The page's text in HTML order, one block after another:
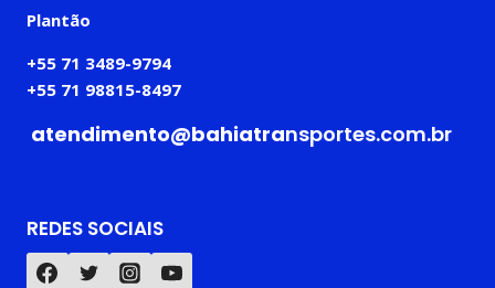
Plantão
+55 71 3489-9794
+55 71 98815-8497
atendimento@bahiatransportes.com.br
REDES SOCIAIS